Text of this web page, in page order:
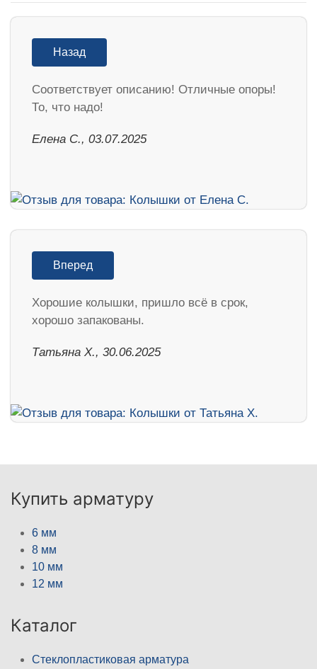
Назад
Соответствует описанию! Отличные опоры!
То, что надо!
Елена С., 03.07.2025
Вперед
Хорошие колышки, пришло всё в срок,
хорошо запакованы.
Татьяна Х., 30.06.2025
Купить арматуру
6 мм
8 мм
10 мм
12 мм
Каталог
Стеклопластиковая арматура